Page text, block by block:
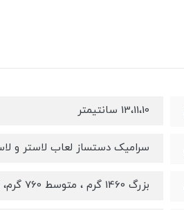
13،11،10 سانتیمتر
سرامیک دستساز لعاب لاستر و
بزرگ 1460 گرم ، متوسط 760 گرم، کوچک 500 گرم